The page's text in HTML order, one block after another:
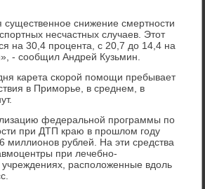
существенное снижение смертности
несчастных случаев. Этот
на 30,4 процента, с 20,7 до 14,4 на
- сообщил Андрей Кузьмин.
карета скорой помощи пребывает
в Приморье, в среднем, в
федеральной программы по
при ДТП краю в прошлом году
миллионов рублей. На эти средства
при лечебно-
учреждениях, расположенные вдоль